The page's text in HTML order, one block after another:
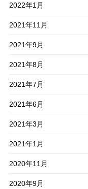
2022年1月
2021年11月
2021年9月
2021年8月
2021年7月
2021年6月
2021年3月
2021年1月
2020年11月
2020年9月